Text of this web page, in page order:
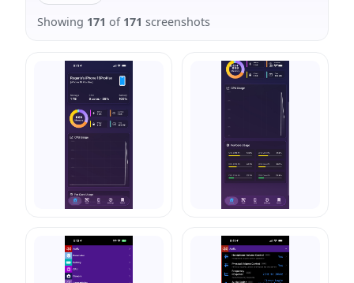
Showing 171 of 171 screenshots